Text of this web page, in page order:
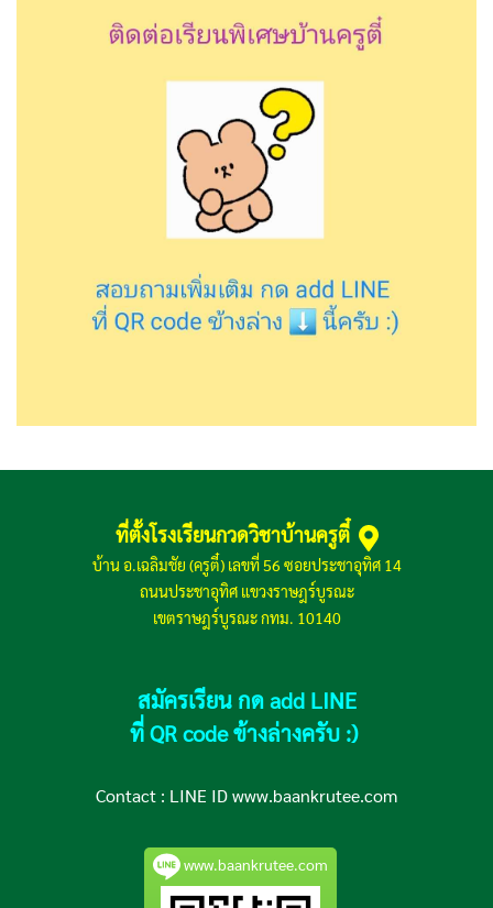
ที่ตั้งโรงเรียนกวดวิชาบ้านครูตี๋
บ้าน อ.เฉลิมชัย (ครูตี๋) เลขที่ 56 ซอยประชาอุทิศ 14
ถนนประชาอุทิศ แขวงราษฎร์บูรณะ
เขตราษฎร์บูรณะ กทม. 10140
สมัครเรียน กด add LINE
ที่ QR code ข้างล่างครับ :)
Contact : LINE ID www.baankrutee.com
www.baankrutee.com